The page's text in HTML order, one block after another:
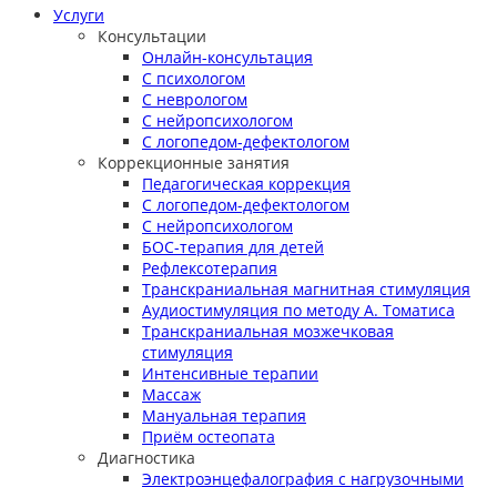
Услуги
Консультации
Онлайн-консультация
С психологом
С неврологом
С нейропсихологом
С логопедом-дефектологом
Коррекционные занятия
Педагогическая коррекция
С логопедом-дефектологом
С нейропсихологом
БОС-терапия для детей
Рефлексотерапия
Транскраниальная магнитная стимуляция
Аудиостимуляция по методу А. Томатиса
Транскраниальная мозжечковая
стимуляция
Интенсивные терапии
Массаж
Мануальная терапия
Приём остеопата
Диагностика
Электроэнцефалография с нагрузочными